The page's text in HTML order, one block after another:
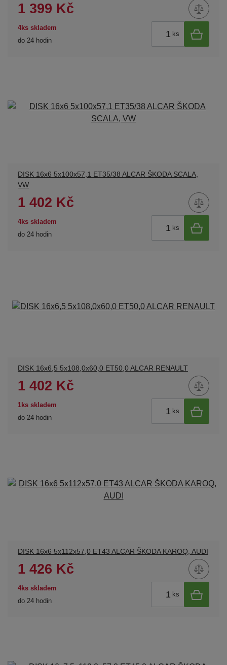
1 399 Kč
4ks skladem
do 24 hodin
ks
DISK 16x6 5x100x57,1 ET35/38 ALCAR ŠKODA SCALA,
VW
1 402 Kč
4ks skladem
do 24 hodin
ks
DISK 16x6,5 5x108,0x60,0 ET50,0 ALCAR RENAULT
1 402 Kč
1ks skladem
do 24 hodin
ks
DISK 16x6 5x112x57,0 ET43 ALCAR ŠKODA KAROQ, AUDI
1 426 Kč
4ks skladem
do 24 hodin
ks